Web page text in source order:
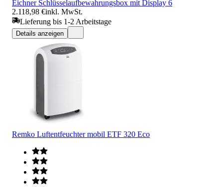
Eichner Schlüsselaufbewahrungsbox mit Display 6
2.118,98 €inkl. MwSt.
Lieferung bis 1-2 Arbeitstage
Details anzeigen
Remko Luftentfeuchter mobil ETF 320 Eco